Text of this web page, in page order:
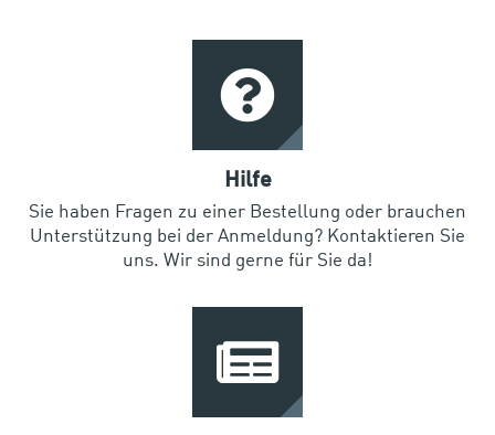
Hilfe
Sie haben Fragen zu einer Bestellung oder brauchen
Unterstützung bei der Anmeldung? Kontaktieren Sie
uns. Wir sind gerne für Sie da!